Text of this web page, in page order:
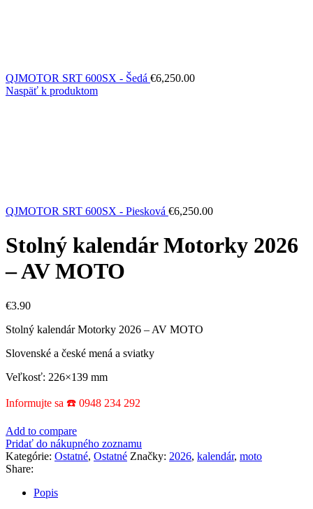
QJMOTOR SRT 600SX - Šedá €6,250.00
Naspäť k produktom
QJMOTOR SRT 600SX - Piesková €6,250.00
Stolný kalendár Motorky 2026
– AV MOTO
€3.90
Stolný kalendár Motorky 2026 – AV MOTO
Slovenské a české mená a sviatky
Veľkosť: 226×139 mm
Informujte sa ☎️ 0948 234 292
Add to compare
Pridať do nákupného zoznamu
Kategórie: Ostatné, Ostatné Značky: 2026, kalendár, moto
Share:
Popis